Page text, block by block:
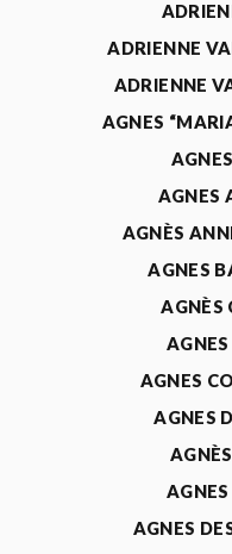
ADRIENNE
ADRIENNE
AGNES
AGNES
AGNÈS
AGNES
AGNÈS
AGNES
AGNES
AGNES